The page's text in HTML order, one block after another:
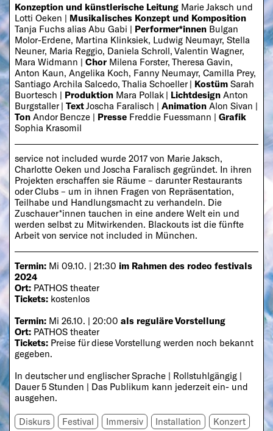
Konzeption und künstlerische Leitung Marie Jaksch und
Lotti Oeken | Musikalisches Konzept und Komposition
Tanja Fuchs alias Abu Gabi | Performer*innen Bulgan
Molor-Erdene, Martina Klinksiek, Ludwig Neumayr, Stella
Neuner, Maria Reggio, Daniela Schroll, Valentin Wagner,
Mara Widmann | Chor Milena Forster, Theresa Gavin,
Anton Kaun, Angelika Koch, Fanny Neumayr, Camilla Prey,
Santiago Archila Salcedo, Thalia Schoeller | Kostüm Sarah
Buortesch | Produktion Mara Pollak | Lichtdesign Anton
Burgstaller | TextJoscha Faralisch | Animation Alon Sivan |
Ton Andor Bencze | Presse Freddie Fuessmann | Grafik
Sophia Krasomil
service not included wurde 2017 von Marie Jaksch,
Charlotte Oeken und Joscha Faralisch gegründet. In ihren
Projekten erschaffen sie Räume – darunter Restaurants
oder Clubs – um in ihnen Fragen von Repräsentation,
Teilhabe und Handlungsmacht zu verhandeln. Die
Zuschauer*innen tauchen in eine andere Welt ein und
werden selbst zu Mitwirkenden. Blackouts ist die fünfte
Arbeit von service not included in München.
Termin: Mi 09.10. | 21:30 im Rahmen des rodeo festivals
2024
Ort: PATHOS theater
Tickets: kostenlos
Termin: Mi 26.10. | 20:00 als reguläre Vorstellung
Ort: PATHOS theater
Tickets: Preise für diese Vorstellung werden noch bekannt
gegeben.
In deutscher und englischer Sprache | Rollstuhlgängig |
Dauer 5 Stunden | Das Publikum kann jederzeit ein- und
ausgehen.
Diskurs Festival Immersiv Installation
Konzert